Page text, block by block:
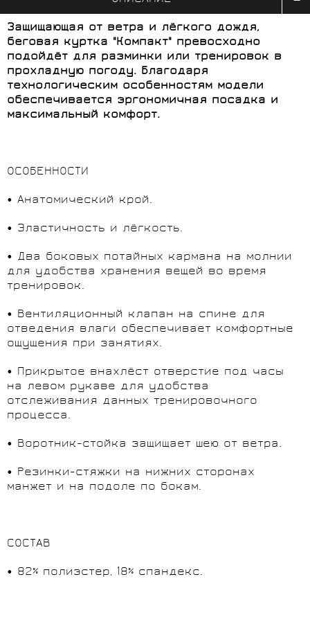
Защищающая от ветра и лёгкого дождя,
беговая куртка "Компакт" превосходно
подойдёт для разминки или тренировок в
прохладную погоду. Благодаря
технологическим особенностям модели
обеспечивается эргономичная посадка и
максимальный комфорт.
ОСОБЕННОСТИ
• Анатомический крой.
• Эластичность и лёгкость.
• Два боковых потайных кармана на молнии
для удобства хранения вещей во время
тренировок.
• Вентиляционный клапан на спине для
отведения влаги обеспечивает комфортные
ощущения при занятиях.
• Прикрытое внахлёст отверстие под часы
на левом рукаве для удобства
отслеживания данных тренировочного
процесса.
• Воротник-стойка защищает шею от ветра.
• Резинки-стяжки на нижних сторонах
манжет и на подоле по бокам.
СОСТАВ
• 82% полиэстер, 18% спандекс.